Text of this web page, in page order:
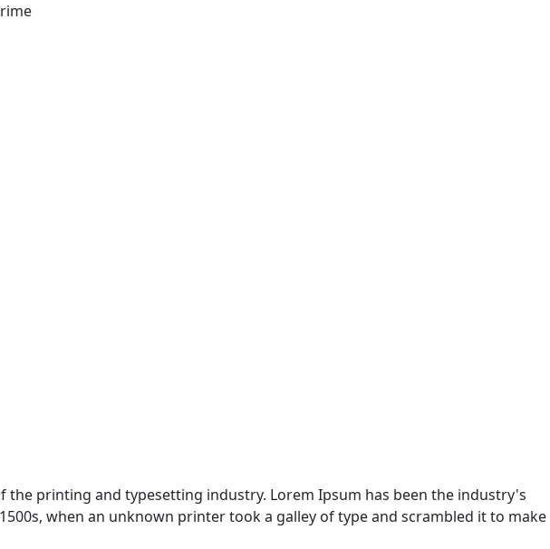
the printing and typesetting industry. Lorem Ipsum has been the industry's
when an unknown printer took a galley of type and scrambled it to make